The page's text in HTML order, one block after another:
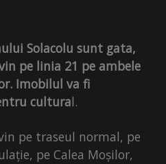
Solacolu sunt gata,
pe linia 21 pe ambele
Imobilul va fi
cultural.
pe traseul normal, pe
pe Calea Moșilor,